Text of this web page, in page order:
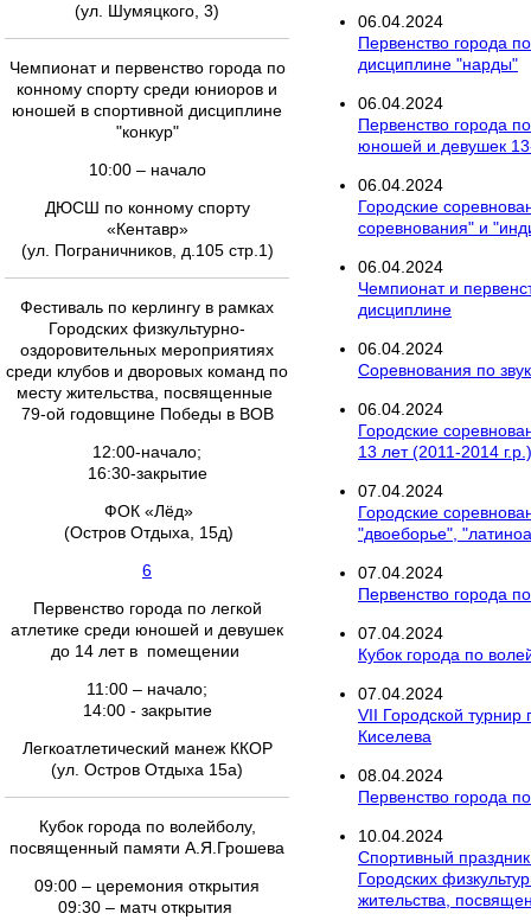
(ул. Шумяцкого, 3)
Чемпионат и первенство города по
конному спорту среди юниоров и
юношей в спортивной дисциплине
"конкур"
10:00 – начало
ДЮСШ по конному спорту
«Кентавр»
(ул. Пограничников, д.105 стр.1)
Фестиваль по керлингу в рамках
Городских физкультурно-
оздоровительных мероприятиях
среди клубов и дворовых команд по
месту жительства, посвященные
79-ой годовщине Победы в ВОВ
12:00-начало;
16:30-закрытие
ФОК «Лёд»
(Остров Отдыха, 15д)
6
Первенство города по легкой
атлетике среди юношей и девушек
до 14 лет в помещении
11:00 – начало;
14:00 - закрытие
Легкоатлетический манеж ККОР
(ул. Остров Отдыха 15а)
Кубок города по волейболу,
посвященный памяти А.Я.Грошева
09:00 – церемония открытия
09:30 – матч открытия
06.04.2024
Первенство города
дисциплине "нарды"
06.04.2024
Первенство города
юношей и девушек
06.04.2024
Городские
соревнования" и
06.04.2024
Чемпионат и
дисциплине
06.04.2024
Соревнования по
06.04.2024
Городские
13 лет (2011-2014
07.04.2024
Городские
"двоеборье",
07.04.2024
Первенство города
07.04.2024
Кубок города по
07.04.2024
VII Городской
Киселева
08.04.2024
Первенство города
10.04.2024
Спортивный
Городских
жительства,